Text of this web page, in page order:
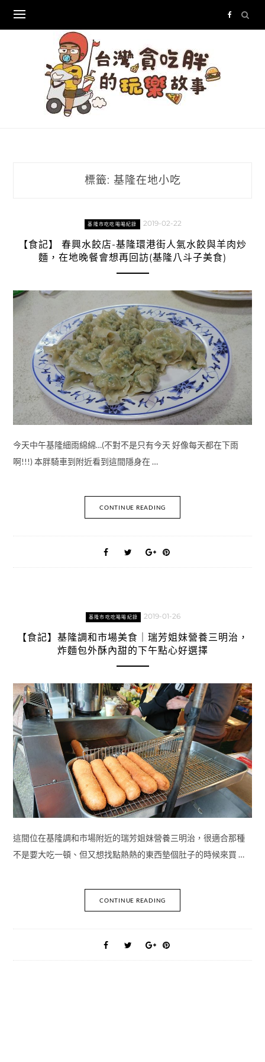
content
標籤: 基隆在地小吃
基隆市吃吃喝喝紀錄 2019-02-22
【食記】 春興水餃店-基隆環港街人氣水餃與羊肉炒
麵，在地晚餐會想再回訪(基隆八斗子美食)
今天中午基隆細雨綿綿…(不對不是只有今天 好像每天都在下雨
啊!!!) 本胖騎車到附近看到這間隱身在 …
CONTINUE READING
基隆市吃吃喝喝紀錄 2019-01-26
【食記】基隆調和市場美食｜瑞芳姐妹營養三明治，
炸麵包外酥內甜的下午點心好選擇
這間位在基隆調和市場附近的瑞芳姐妹營養三明治，很適合那種
不是要大吃一頓、但又想找點熱熱的東西墊個肚子的時候來買 …
CONTINUE READING